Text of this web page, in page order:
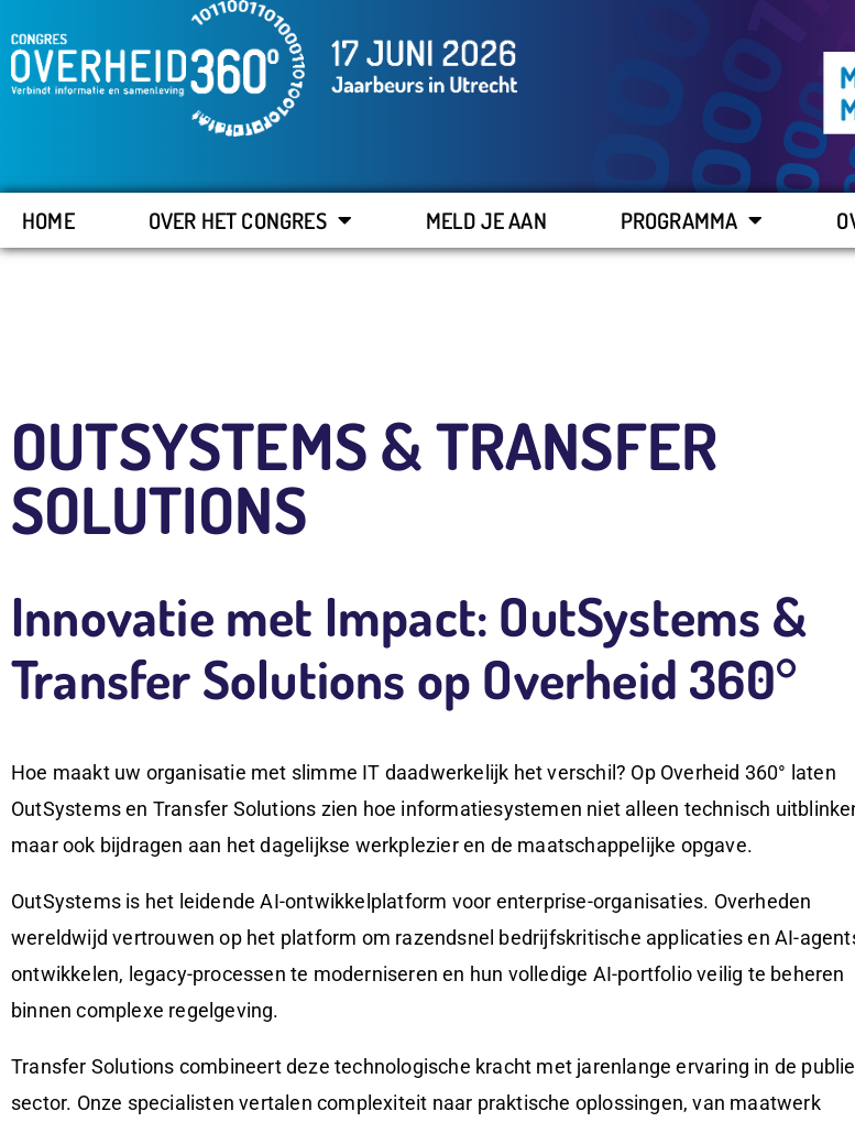
HOME OVER HET CONGRES MELD JE AAN PROGRAMMA
OUTSYSTEMS & TRANSFER
SOLUTIONS
Innovatie met Impact: OutSystems &
Transfer Solutions op Overheid 360°
Hoe maakt uw organisatie met slimme IT daadwerkelijk het verschil? Op Overheid 360° laten
OutSystems en Transfer Solutions zien hoe informatiesystemen niet alleen technisch
maar ook bijdragen aan het dagelijkse werkplezier en de maatschappelijke opgave.
OutSystems is het leidende AI-ontwikkelplatform voor enterprise-organisaties. Overheden
wereldwijd vertrouwen op het platform om razendsnel bedrijfskritische applicaties en AI-
ontwikkelen, legacy-processen te moderniseren en hun volledige AI-portfolio veilig te beheren
binnen complexe regelgeving.
Transfer Solutions combineert deze technologische kracht met jarenlange ervaring in de
sector. Onze specialisten vertalen complexiteit naar praktische oplossingen, van maatwerk